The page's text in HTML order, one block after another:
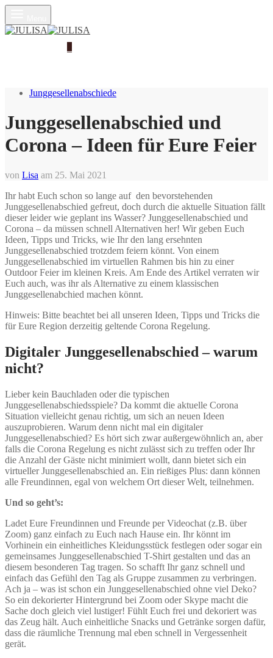
Junggesellenabschiede
Junggesellenabschied und
Corona – Ideen für Eure Feier
von Lisa am 25. Mai 2021
Ihr habt Euch schon so lange auf den bevorstehenden
Junggesellenabschied gefreut, doch durch die aktuelle Situation fällt
dieser leider wie geplant ins Wasser? Junggesellenabschied und
Corona – da müssen schnell Alternativen her! Wir geben Euch
Ideen, Tipps und Tricks, wie Ihr den lang ersehnten
Junggesellenabschied trotzdem feiern könnt. Von einem
Junggesellenabschied im virtuellen Rahmen bis hin zu einer
Outdoor Feier im kleinen Kreis. Am Ende des Artikel verraten wir
Euch auch, was ihr als Alternative zu einem klassischen
Junggesellenabchied machen könnt.
Hinweis: Bitte beachtet bei all unseren Ideen, Tipps und Tricks die
für Eure Region derzeitig geltende Corona Regelung.
Digitaler Junggesellenabschied – warum
nicht?
Lieber kein Bauchladen oder die typischen
Junggesellenabschiedsspiele? Da kommt die aktuelle Corona
Situation vielleicht genau richtig, um sich an neuen Ideen
auszuprobieren. Warum denn nicht mal ein digitaler
Junggesellenabschied? Es hört sich zwar außergewöhnlich an, aber
falls die Corona Regelung es nicht zulässt sich zu treffen oder Ihr
die Anzahl der Gäste nicht minimiert wollt, dann bietet sich ein
virtueller Junggesellenabschied an. Ein rießiges Plus: dann können
alle Freundinnen, egal von welchem Ort dieser Welt, teilnehmen.
Und so geht’s:
Ladet Eure Freundinnen und Freunde per Videochat (z.B. über
Zoom) ganz einfach zu Euch nach Hause ein. Ihr könnt im
Vorhinein ein einheitliches Kleidungsstück festlegen oder sogar ein
gemeinsames Junggesellenabschied T-Shirt gestalten und das an
diesem besonderen Tag tragen. So schafft Ihr ganz schnell und
einfach das Gefühl den Tag als Gruppe zusammen zu verbringen.
Ach ja – was ist schon ein Junggesellenabschied ohne viel Deko?
So ein dekorierter Hintergrund bei Zoom oder Skype macht die
Sache doch gleich viel lustiger! Fühlt Euch frei und dekoriert was
das Zeug hält. Auch einheitliche Snacks und Getränke sorgen dafür,
dass die räumliche Trennung mal eben schnell in Vergessenheit
gerät.